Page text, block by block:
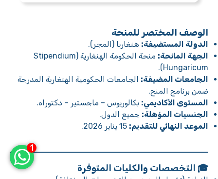
الوصف المختصر للمنحة
الدولة المستضيفة: هنغاريا (المجر).
الجهة المانحة:
منحة الحكومة الهنغارية (Stipendium
Hungaricum).
الجامعات المضيفة: الجامعات الحكومية الهنغارية المدرجة
ضمن برنامج المنح.
المستوى الأكاديمي: بكالوريوس – ماجستير – دكتوراه.
الجنسيات المؤهلة: جميع الدول.
الموعد النهائي للتقديم:
🎓 التخصصات والكليات المتوفرة
1